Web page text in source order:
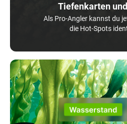
Tiefenkarten
Als Pro-Angler kannst du
die Hot-Spots